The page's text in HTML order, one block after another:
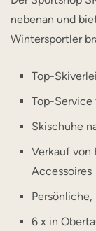
nebenan und
Wintersportler
Top-
Top-Service
Skischuhe
Verkauf von
Accessoires
6 x in